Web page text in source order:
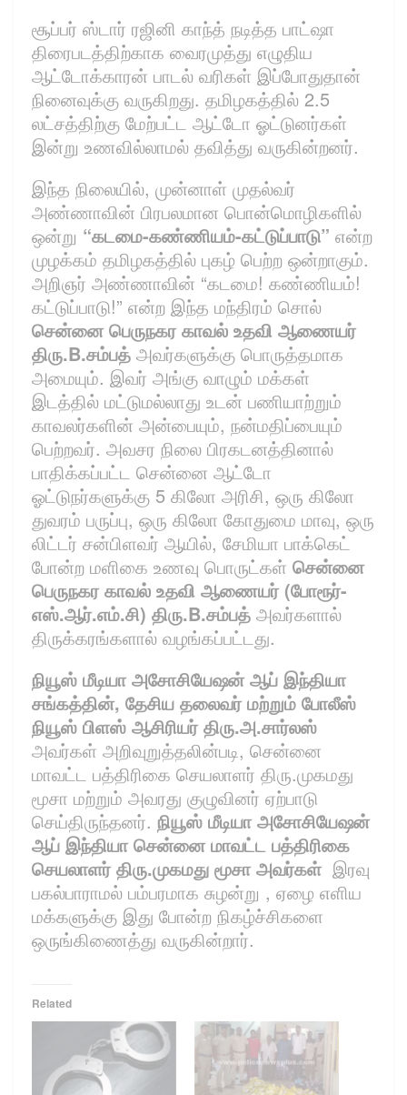
சூப்பர் ஸ்டார் ரஜினி காந்த் நடித்த பாட்ஷா
திரைபடத்திற்காக வைரமுத்து எழுதிய
ஆட்டோக்காரன் பாடல் வரிகள் இப்போதுதான்
நினைவுக்கு வருகிறது. தமிழகத்தில் 2.5
லட்சத்திற்கு மேற்பட்ட ஆட்டோ ஓட்டுனர்கள்
இன்று உணவில்லாமல் தவித்து வருகின்றனர்.
இந்த நிலையில், முன்னாள் முதல்வர்
அண்ணாவின் பிரபலமான பொன்மொழிகளில்
ஒன்று “கடமை-கண்ணியம்-கட்டுப்பாடு” என்ற
முழக்கம் தமிழகத்தில் புகழ் பெற்ற ஒன்றாகும்.
அறிஞர் அண்ணாவின் “கடமை! கண்ணியம்!
கட்டுப்பாடு!” என்ற இந்த மந்திரம் சொல்
சென்னை பெருநகர காவல் உதவி ஆணையர்
திரு.B.சம்பத் அவர்களுக்கு பொருத்தமாக
அமையும். இவர் அங்கு வாழும் மக்கள்
இடத்தில் மட்டுமல்லாது உடன் பணியாற்றும்
காவலர்களின் அன்பையும், நன்மதிப்பையும்
பெற்றவர். அவசர நிலை பிரகடனத்தினால்
பாதிக்கப்பட்ட சென்னை ஆட்டோ
ஓட்டுநர்களுக்கு 5 கிலோ அரிசி, ஒரு கிலோ
துவரம் பருப்பு, ஒரு கிலோ கோதுமை மாவு, ஒரு
லிட்டர் சன்பிளவர் ஆயில், சேமியா பாக்கெட்
போன்ற மளிகை உணவு பொருட்கள் சென்னை
பெருநகர காவல் உதவி ஆணையர் (போரூர்-
எஸ்.ஆர்.எம்.சி) திரு.B.சம்பத் அவர்களால்
திருக்கரங்களால் வழங்கப்பட்டது.
நியூஸ் மீடியா அசோசியேஷன் ஆப் இந்தியா
சங்கத்தின், தேசிய தலைவர் மற்றும் போலீஸ்
நியூஸ் பிளஸ் ஆசிரியர் திரு.அ.சார்லஸ்
அவர்கள் அறிவுறுத்தலின்படி, சென்னை
மாவட்ட பத்திரிகை செயலாளர் திரு.முகமது
மூசா மற்றும் அவரது குழுவினர் ஏற்பாடு
செய்திருந்தனர். நியூஸ் மீடியா அசோசியேஷன்
ஆப் இந்தியா சென்னை மாவட்ட பத்திரிகை
செயலாளர் திரு.முகமது மூசா அவர்கள் இரவு
பகல்பாராமல் பம்பரமாக சுழன்று , ஏழை எளிய
மக்களுக்கு இது போன்ற நிகழ்ச்சிகளை
ஒருங்கிணைத்து வருகின்றார்.
Related